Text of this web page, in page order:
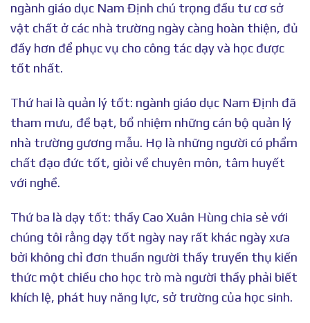
ngành giáo dục Nam Định chú trọng đầu tư cơ sở
vật chất ở các nhà trường ngày càng hoàn thiện, đủ
đầy hơn để phục vụ cho công tác dạy và học được
tốt nhất.
Thứ hai là quản lý tốt: ngành giáo dục Nam Định đã
tham mưu, đề bạt, bổ nhiệm những cán bộ quản lý
nhà trường gương mẫu. Họ là những người có phẩm
chất đạo đức tốt, giỏi về chuyên môn, tâm huyết
với nghề.
Thứ ba là dạy tốt: thầy Cao Xuân Hùng chia sẻ với
chúng tôi rằng dạy tốt ngày nay rất khác ngày xưa
bởi không chỉ đơn thuần người thầy truyền thụ kiến
thức một chiều cho học trò mà người thầy phải biết
khích lệ, phát huy năng lực, sở trường của học sinh.